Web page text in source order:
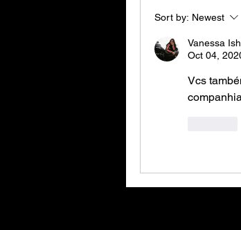
Sort by: Newest
Vanessa
Oct 04,
Vcs